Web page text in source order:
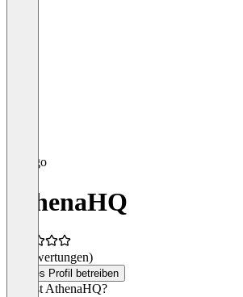
AthenaHQ
(0 Bewertungen)
Dieses Profil betreiben
Was ist AthenaHQ?